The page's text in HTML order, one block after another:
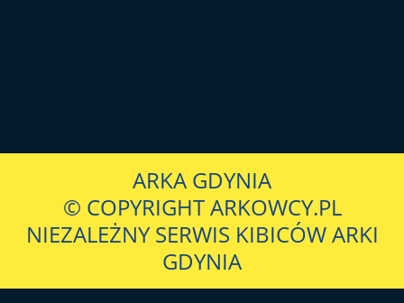
ARKA GDYNIA
© COPYRIGHT ARKOWCY.PL
NIEZALEŻNY SERWIS KIBICÓW ARKI
GDYNIA